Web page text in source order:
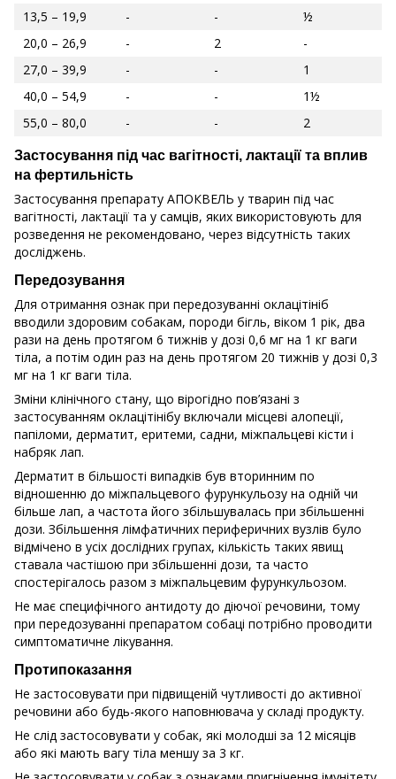
13,5 – 19,9
- -
½
20,0 – 26,9
- 2
-
27,0 – 39,9
- -
1
40,0 – 54,9
- -
1½
55,0 – 80,0
- - 2
Застосування під час вагітності, лактації та вплив
на фертильність
Застосування препарату АПОКВЕЛЬ у тварин під час
вагітності, лактації та у самців, яких використовують для
розведення не рекомендовано, через відсутність таких
досліджень.
Передозування
Для отримання ознак при передозуванні оклацітініб
вводили здоровим собакам, породи бігль, віком 1 рік, два
рази на день протягом 6 тижнів у дозі 0,6 мг на 1 кг ваги
тіла, а потім один раз на день протягом 20 тижнів у дозі 0,3
мг на 1 кг ваги тіла.
Зміни клінічного стану, що вірогідно пов’язані з
застосуванням оклацітінібу включали місцеві алопеції,
папіломи, дерматит, еритеми, садни, міжпальцеві кісти і
набряк лап.
Дерматит в більшості випадків був вторинним по
відношенню до міжпальцевого фурункульозу на одній чи
більше лап, а частота його збільшувалась при збільшенні
дози. Збільшення лімфатичних периферичних вузлів було
відмічено в усіх дослідних групах, кількість таких явищ
ставала частішою при збільшенні дози, та часто
спостерігалось разом з міжпальцевим фурункульозом.
Не має специфічного антидоту до діючої речовини, тому
при передозуванні препаратом собаці потрібно проводити
симптоматичне лікування.
Протипоказання
Не застосовувати при підвищеній чутливості до активної
речовини або будь-якого наповнювача у складі продукту.
Не слід застосовувати у собак, які молодші за 12 місяців
або які мають вагу тіла меншу за 3 кг.